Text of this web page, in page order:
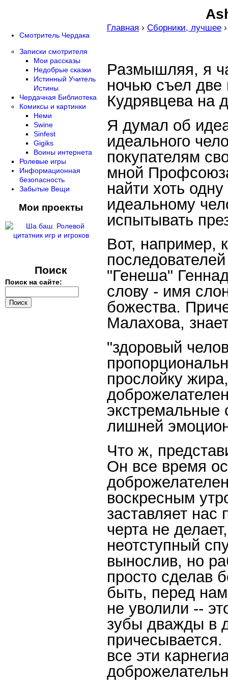
Главная › Сборники, лучшее
Размышляя, я
ночью съел две
Кудрявцева на
Я думал об
идеального
покупателям
мной
найти хоть
идеальному
испытывать
Вот, например,
"Генеша"
слову - имя
божества.
Малахова,
"здоровый
прослойку
экстремальные
лишней
Что ж,
Он все время
воскресным
заставляет нас
черта не
неотступный
вынослив, но
просто сделав
быть, перед
не уволили --
зубы дважды в
все эти
Смотритель Чердака
Записки смотрителя
Мои рассказы
Недобрые сказки
Истинный Учитель
Истины
Чердачная Библиотека
Комиксы и картинки
Неми
Swine
Sinfest
Gigiks
Воины интернета
Ролевые игры
Информационная
безопасность
Забытые Вещи
Мои проекты
Поиск
Поиск на сайте: